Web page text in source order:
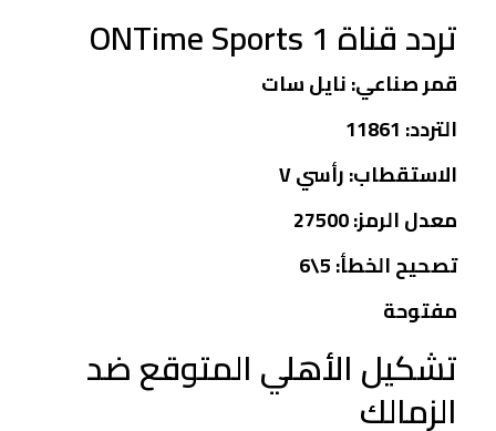
تردد قناة ONTime Sports 1
قمر صناعي: نايل سات
التردد: 11861
الاستقطاب: رأسي V
معدل الرمز: 27500
تصحيح الخطأ: 5\6
مفتوحة
تشكيل الأهلي المتوقع ضد
الزمالك